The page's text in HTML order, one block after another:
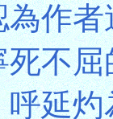
作
不
延